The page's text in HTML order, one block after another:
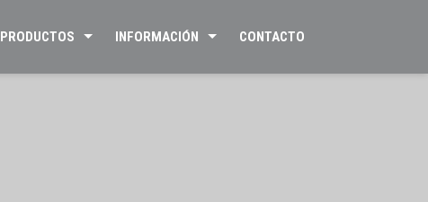
PRODUCTOS INFORMACIÓN CONTACTO